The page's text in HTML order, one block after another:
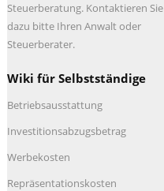
Steuerberatung. Kontaktieren Sie
dazu bitte Ihren Anwalt oder
Steuerberater.
Wiki für Selbstständige
Betriebsausstattung
Investitionsabzugsbetrag
Werbekosten
Repräsentationskosten